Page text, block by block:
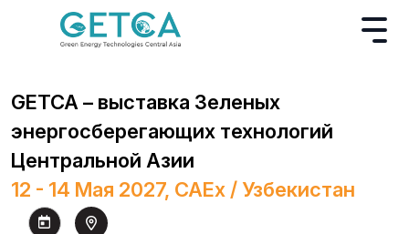
GETCA – выставка Зеленых
энергосберегающих технологий
Центральной Азии
12 - 14 Мая 2027, CAEx / Узбекистан